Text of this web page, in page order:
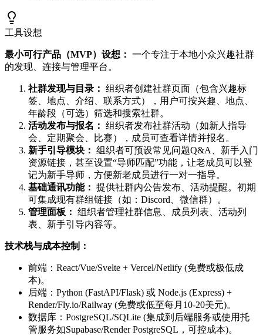
工具设想
最小可行产品（MVP）设想： 一个专注于本地小众兴趣社群
的发现、连接与管理平台。
社群发现与目录： 组织者创建社群页面（包含兴趣标
签、地点、介绍、联系方式），用户可按兴趣、地点、
年龄段（可选）筛选和搜索社群。
活动发布与报名： 组织者发布社群活动（如新人指导
会、定期聚会、比赛），成员可查看详情并报名。
新手引导模块： 组织者可预设常见问题Q&A、新手入门
资源链接，甚至设置“导师匹配”功能，让老成员可以登
记为新手导师，方便新老成员进行一对一指导。
基础通讯功能： 提供社群内公告发布、活动提醒。初期
可集成现有群组链接（如：Discord、微信群）。
管理面板： 组织者管理社群信息、成员列表、活动列
表、新手引导内容等。
技术栈与成本控制：
前端：React/Vue/Svelte + Vercel/Netlify (免费或极低成
本)。
后端：Python (FastAPI/Flask) 或 Node.js (Express) +
Render/Fly.io/Railway (免费或低至每月10-20美元)。
数据库：PostgreSQL/SQLite (集成到后端服务或使用托
管服务如Supabase/Render PostgreSQL，可控成本)。